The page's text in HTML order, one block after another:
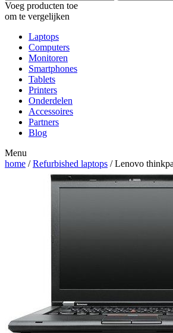
Voeg producten toe
om te vergelijken
Laptops
Computers
Monitoren
Smartphones
Tablets
Printers
Onderdelen
Accessoires
Partners
Blog
Menu
home /Refurbished laptops / Lenovo